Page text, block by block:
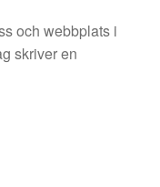
och webbplats i
skriver en